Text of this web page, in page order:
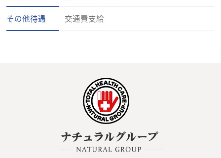
その他待遇 交通費支給